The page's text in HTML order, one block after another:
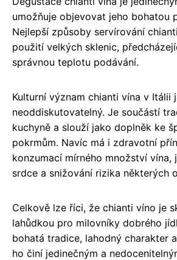
umožňuje objevovat jeho bohatou
Nejlepší způsoby servírování
použití velkých sklenic,
správnou teplotu podávání.
Kulturní význam chianti vína v Itálii
neoddiskutovatelný. Je součástí
kuchyně a slouží jako doplněk ke
pokrmům. Navíc má i zdravotní
konzumací mírného množství vína,
srdce a snižování rizika některých
Celkově lze říci, že chianti víno je
lahůdkou pro milovníky dobrého
bohatá tradice, lahodný charakter
ho činí jedinečným a